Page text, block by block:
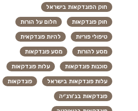
חוק הפונדקאות בישראל
חוק פונדקאות חלום על הורות
טיפולי פוריות להיות פונדקאית
מסע להורות מסע פונדקאות
סוכנות פונדקאות עלות פונדקאות
עלות פונדקאות בישראל פונדקאות
פונדקאות בג'ורג'יה